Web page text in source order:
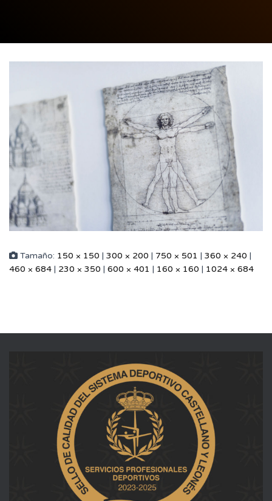
Tamaño: 150 × 150 | 300 × 200 | 750 × 501 | 360 × 240 |
460 × 684 | 230 × 350 | 600 × 401 | 160 × 160 | 1024 × 684